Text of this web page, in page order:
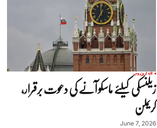
تازہ ترینروس
زیلنسکی کیلئے ماسکو آنے کی دعوت برقرار،
کریملن
June 7, 2026